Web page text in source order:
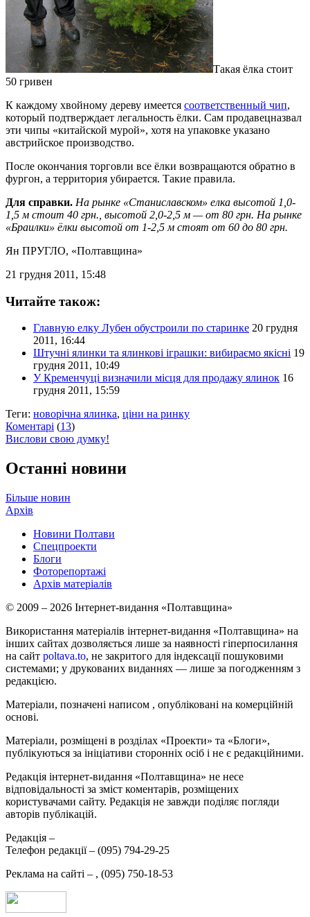
Такая ёлка стоит
50 гривен
К каждому хвойному дереву имеется соответственный чип,
который подтверждает легальность ёлки. Сам продавецназвал
эти чипы «китайской мурой», хотя на упаковке указано
австрийское производство.
После окончания торговли все ёлки возвращаются обратно в
фургон, а территория убирается. Такие правила.
Для справки. На рынке «Станиславском» елка высотой 1,0-
1,5 м стоит 40 грн., высотой 2,0-2,5 м — от 80 грн. На рынке
«Браилки» ёлки высотой от 1-2,5 м стоят от 60 до 80 грн.
Ян ПРУГЛО, «Полтавщина»
21 грудня 2011, 15:48
Читайте також:
Главную елку Лубен обустроили по старинке 20 грудня
2011, 16:44
Штучні ялинки та ялинкові іграшки: вибираємо якісні 19
грудня 2011, 10:49
У Кременчуці визначили місця для продажу ялинок 16
грудня 2011, 15:59
Теги: новорічна ялинка, ціни на ринку
Коментарі (13)
Вислови свою думку!
Останні новини
Більше новин
Архів
Новини Полтави
Спецпроекти
Блоги
Фоторепортажі
Архів матеріалів
© 2009 – 2026 Інтернет-видання «Полтавщина»
Використання матеріалів інтернет-видання «Полтавщина» на
інших сайтах дозволяється лише за наявності гіперпосилання
на сайт poltava.to, не закритого для індексації пошуковими
системами; у друкованих виданнях — лише за погодженням з
редакцією.
Матеріали, позначені написом , опубліковані на комерційній
основі.
Матеріали, розміщені в розділах «Проекти» та «Блоги»,
публікуються за ініціативи сторонніх осіб і не є редакційними.
Редакція інтернет-видання «Полтавщина» не несе
відповідальності за зміст коментарів, розміщених
користувачами сайту. Редакція не завжди поділяє погляди
авторів публікацій.
Редакція –
Телефон редакції – (095) 794-29-25
Реклама на сайті – , (095) 750-18-53